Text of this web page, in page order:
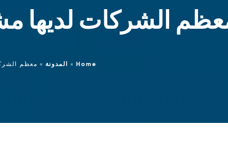
الشركات لديها
Home
» المدونة » معظم